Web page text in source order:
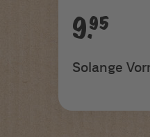
9.95
Solange